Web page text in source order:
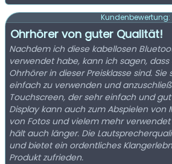
Kundenbewertung:
Ohrhörer von guter Qualität!
Nachdem ich diese kabellosen
verwendet habe, kann ich sagen,
Ohrhörer in dieser Preisklasse sind.
einfach zu verwenden und
Touchscreen, der sehr einfach und
Display kann auch zum Abspielen von
von Fotos und vielem mehr verwendet
hält auch länger. Die
und bietet ein ordentliches
Produkt zufrieden.